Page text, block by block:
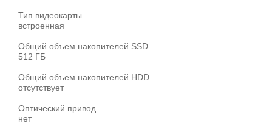
Тип видеокарты
встроенная
Общий объем накопителей SSD
512 ГБ
Общий объем накопителей HDD
отсутствует
Оптический привод
нет